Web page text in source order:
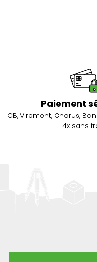
Paiement
CB, Virement, Chorus,
4x sans